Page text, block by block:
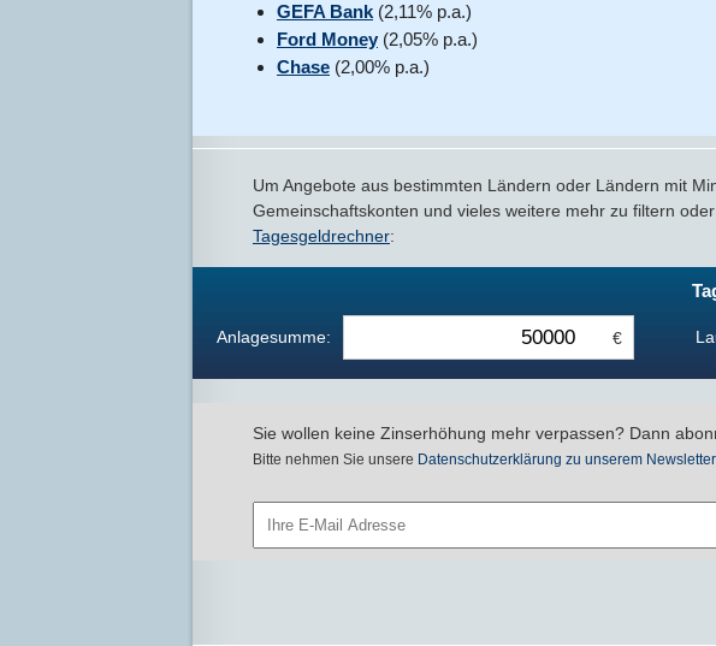
GEFA Bank (2,11% p.a.)
Ford Money (2,05% p.a.)
Chase (2,00% p.a.)
Um Angebote aus bestimmten Ländern oder Ländern mit
Gemeinschaftskonten und vieles weitere mehr zu filtern
Tagesgeldrechner:
Anlagesumme: €
Sie wollen keine Zinserhöhung mehr verpassen? Dann
Bitte nehmen Sie unsere Datenschutzerklärung zu unserem Newsletter